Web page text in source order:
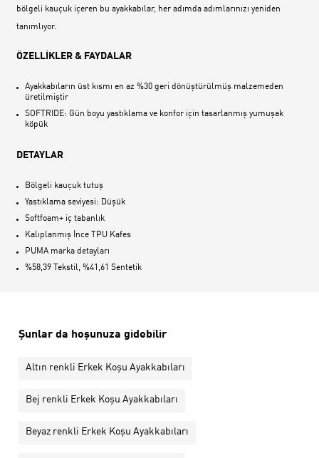
bölgeli kauçuk içeren bu ayakkabılar, her adımda adımlarınızı yeniden
tanımlıyor.
ÖZELLİKLER & FAYDALAR
Ayakkabıların üst kısmı en az %30 geri dönüştürülmüş malzemeden
üretilmiştir
SOFTRIDE: Gün boyu yastıklama ve konfor için tasarlanmış yumuşak
köpük
DETAYLAR
Bölgeli kauçuk tutuş
Yastıklama seviyesi: Düşük
Softfoam+ iç tabanlık
Kalıplanmış İnce TPU Kafes
PUMA marka detayları
%58,39 Tekstil, %41,61 Sentetik
Şunlar da hoşunuza gidebilir
Altın renkli Erkek Koşu Ayakkabıları
Bej renkli Erkek Koşu Ayakkabıları
Beyaz renkli Erkek Koşu Ayakkabıları